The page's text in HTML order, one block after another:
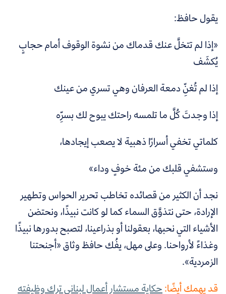
يقول حافظ:
«إذا لم تتخلَّ عنك قدماك من نشوة الوقوف أمام حجابٍ
يُكشَف
إذا لم تُغنِّ دمعة العرفان وهي تسري من عينك
إذا وجدتَ كُلَّ ما تلمسه راحتك يبوح لك بسرِّه
كلماتي تخفي أسرارًا ذهبية لا يصعب إيجادها،
وستشفي قلبك من مئة خوفٍ وداء»
نجد أن الكثير من قصائده تخاطب تحرير الحواس وتطهير
الإرادة، حتى نتذوَّق السماء كما لو كانت نبيذًا، ونحتضن
الأشياء التي نحبها، بعقولنا أو بذراعينا، لتصبح بدورها نبيذًا
وغذاءً لأرواحنا. وعلى مهل، يفُك حافظ وثاق «أجنحتنا
الزمردية».
قد يهمك أيضًا:حكاية مستشار أعمال لبناني ترك وظيفته